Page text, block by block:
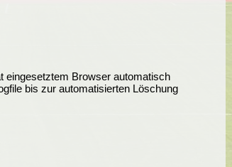
eingesetztem Browser automatisch
bis zur automatisierten Löschung